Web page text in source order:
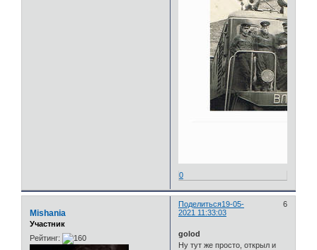
0
Поделиться 6
19-05-
2021 11:33:03
Mishania
Участник
Рейтинг:
golod
Ну тут же просто, открыл и